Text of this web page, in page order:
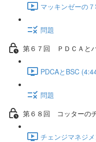
マッキンゼーの
問題
第６７回 ＰＤＣＡと
PDCAとBSC
問題
第６８回 コッターの
チェンジマネジ